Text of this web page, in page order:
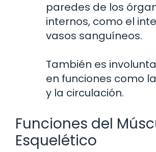
paredes de los
internos, como el
vasos sanguíneos.
También es
en funciones como
y la circulación.
Funciones del
Esquelético